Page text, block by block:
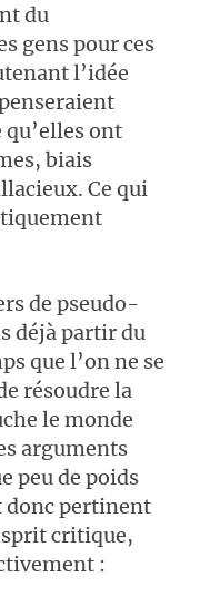
du
gens pour ces
l’idée
qu’elles ont
biais
Ce qui
de pseudo-
déjà partir du
que l’on ne se
résoudre la
le monde
arguments
peu de poids
donc pertinent
critique,
: